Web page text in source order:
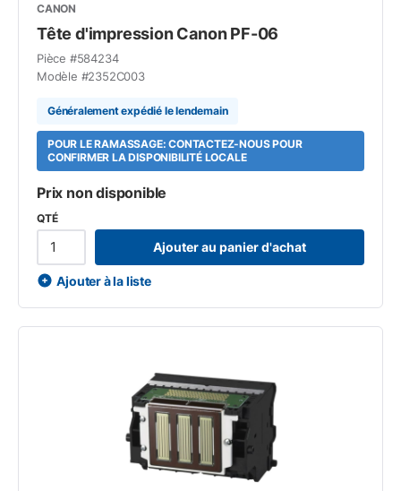
CANON
Tête d'impression Canon PF-06
Pièce #584234
Modèle #2352C003
Généralement expédié le lendemain
POUR LE RAMASSAGE: CONTACTEZ-NOUS POUR
CONFIRMER LA DISPONIBILITÉ LOCALE
Prix non disponible
QTÉ
Ajouter au panier d'achat
Ajouter à la liste